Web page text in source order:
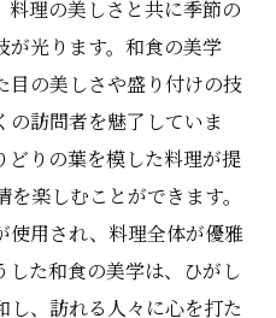
理の美しさと共に季節の
が光ります。和食の美学
目の美しさや盛り付けの技
の訪問者を魅了していま
どりの葉を模した料理が提
楽しむことができます。
使用され、料理全体が優雅
した和食の美学は、ひがし
し、訪れる人々に心を打た